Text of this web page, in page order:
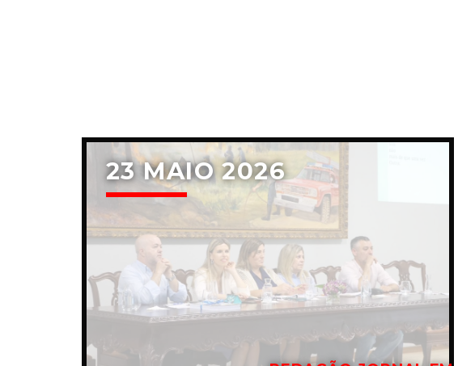
23 MAIO 2026